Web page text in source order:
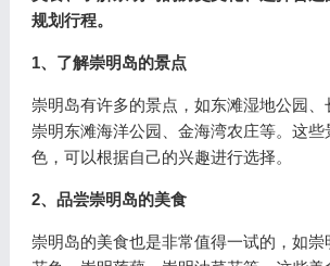
规划行程。
1、了解崇明岛的景点
崇明岛有许多的景点，如东滩湿地公园、
崇明东滩海洋公园、金海湾农庄等。这
色，可以根据自己的兴趣进行选择。
2、品尝崇明岛的美食
崇明岛的美食也是非常值得一试的，如